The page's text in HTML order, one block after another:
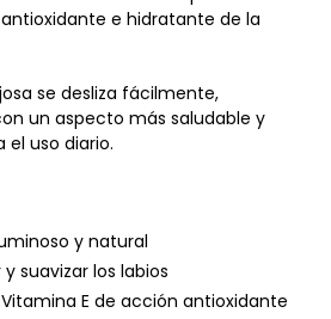
e hidratante de la
se desliza fácilmente,
un aspecto más saludable y
el uso diario.
y natural
suavizar los labios
E de acción antioxidante